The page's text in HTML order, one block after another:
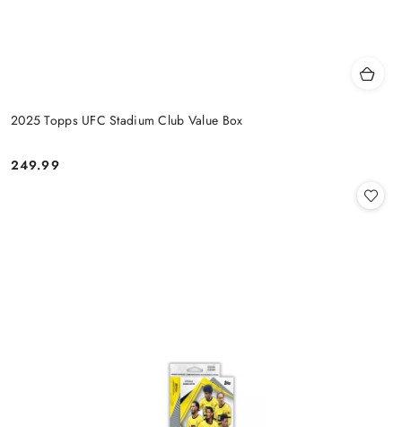
2025 Topps UFC Stadium Club Value Box
Cena:
249.99